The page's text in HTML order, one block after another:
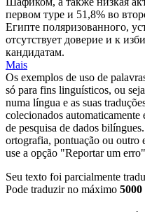
первом туре и 51,8% во
Египте поляризованного,
отсутствует доверие и к
кандидатам.
Mais
Os exemplos de uso de
só para fins linguísticos, ou
numa língua e as suas
colecionados automaticamente
de pesquisa de dados
ortografia, pontuação ou outro
use a opção "Reportar um
Seu texto foi parcialmente
Pode traduzir no máximo 5000